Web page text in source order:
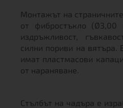
Монтажът на
от фибростъкло
издръжливост,
силни пориви на вятъра.
имат пластмасови
от нараняване.
Стълбът на чадъра е